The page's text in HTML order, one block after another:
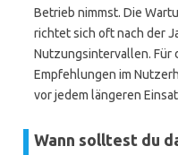
Betrieb nimmst. Die
richtet sich oft nach der
Nutzungsintervallen. Für
Empfehlungen im
vor jedem längeren
Wann solltest du